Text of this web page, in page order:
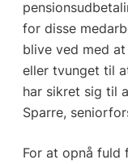
for disse
blive ved med
eller tvunget til
har sikret sig til
Sparre,
For at opnå fuld